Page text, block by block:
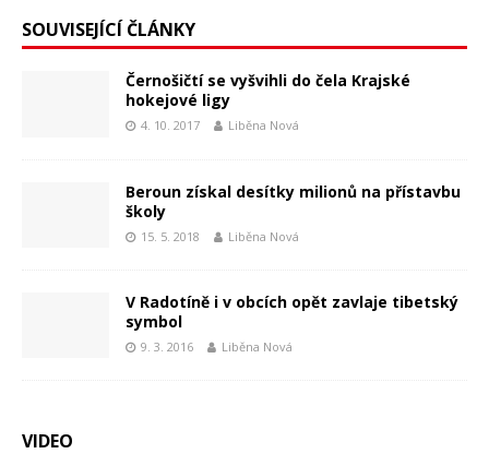
SOUVISEJÍCÍ ČLÁNKY
Černošičtí se vyšvihli do čela Krajské
hokejové ligy
4. 10. 2017 Liběna Nová
Beroun získal desítky milionů na přístavbu
školy
15. 5. 2018 Liběna Nová
V Radotíně i v obcích opět zavlaje tibetský
symbol
9. 3. 2016 Liběna Nová
VIDEO